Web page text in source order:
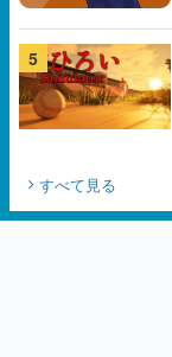
5
すべて見る